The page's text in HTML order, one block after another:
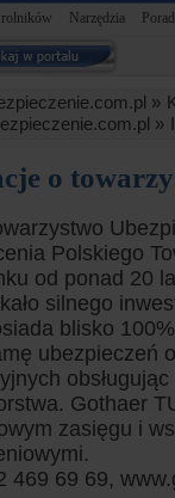
rolników Narzędzia
»
»
o
Polskiego
od ponad 20
silnego
blisko
ubezpieczeń
Gothaer
zasięgu i
469 69 69,